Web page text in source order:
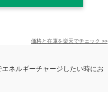
価格と在庫を楽天でチェック >>
ネルギーチャージしたい時にお